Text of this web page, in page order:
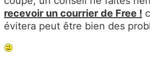
recevoir un courrier de Free !
évitera peut être bien des